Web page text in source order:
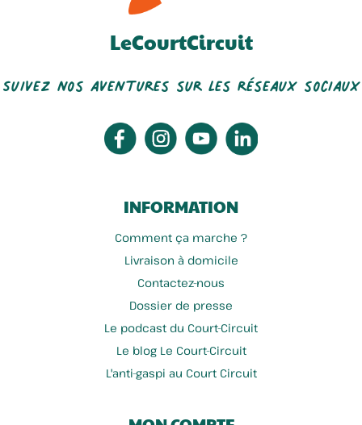
LeCourtCircuit
Suivez nos aventures sur les réseaux sociaux
INFORMATION
Comment ça marche ?
Livraison à domicile
Contactez-nous
Dossier de presse
Le podcast du Court-Circuit
Le blog Le Court-Circuit
L'anti-gaspi au Court Circuit